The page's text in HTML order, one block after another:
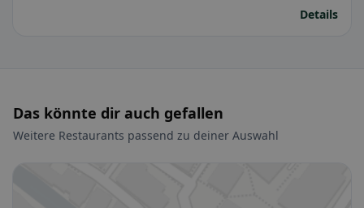
Details
Das könnte dir auch gefallen
Weitere Restaurants passend zu deiner Auswahl